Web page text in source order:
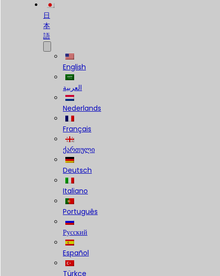
日
本
語
English
العربية
Nederlands
Français
ქართული
Deutsch
Italiano
Português
Русский
Español
Türkçe